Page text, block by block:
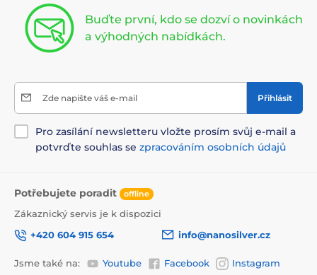
Buďte první, kdo se dozví o novinkách
a výhodných nabídkách.
Zde napište váš e-mail Přihlásit
Pro zasílání newsletteru vložte prosím svůj e-mail a
potvrďte souhlas se zpracováním osobních údajů
Potřebujete poradit offline
Zákaznický servis je k dispozici
+420 604 915 654
info@nanosilver.cz
Jsme také na: Youtube Facebook Instagram